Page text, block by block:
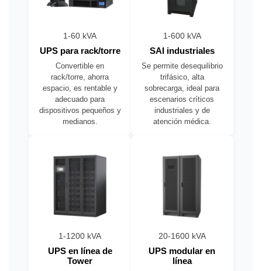
1-60 kVA
UPS para rack/torre
Convertible en
rack/torre, ahorra
espacio, es rentable y
adecuado para
dispositivos pequeños y
medianos.
1-600 kVA
SAI industriales
Se permite desequilibrio
trifásico, alta
sobrecarga, ideal para
escenarios críticos
industriales y de
atención médica.
1-1200 kVA
UPS en línea de
Tower
20-1600 kVA
UPS modular en
línea